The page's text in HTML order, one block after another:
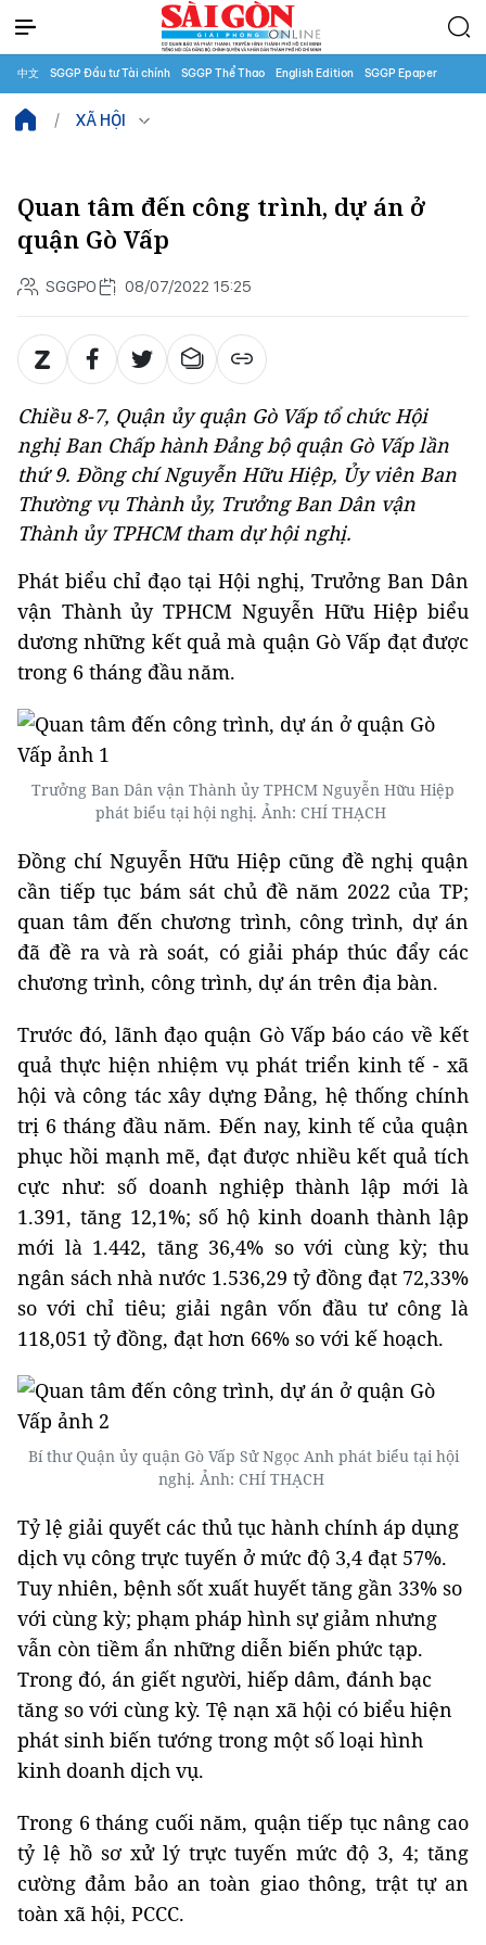
中文 SGGP Đầu tư Tài chính SGGP Thể Thao English Edition SGGP Epaper
XÃ HỘI
Quan tâm đến công trình, dự án ở
quận Gò Vấp
SGGPO 08/07/2022 15:25
Chiều 8-7, Quận ủy quận Gò Vấp tổ chức Hội
nghị Ban Chấp hành Đảng bộ quận Gò Vấp lần
thứ 9. Đồng chí Nguyễn Hữu Hiệp, Ủy viên Ban
Thường vụ Thành ủy, Trưởng Ban Dân vận
Thành ủy TPHCM tham dự hội nghị.
Phát biểu chỉ đạo tại Hội nghị, Trưởng Ban Dân
vận Thành ủy TPHCM Nguyễn Hữu Hiệp biểu
dương những kết quả mà quận Gò Vấp đạt được
trong 6 tháng đầu năm.
Trưởng Ban Dân vận Thành ủy TPHCM Nguyễn Hữu Hiệp
phát biểu tại hội nghị. Ảnh: CHÍ THẠCH
Đồng chí Nguyễn Hữu Hiệp cũng đề nghị quận
cần tiếp tục bám sát chủ đề năm 2022 của TP;
quan tâm đến chương trình, công trình, dự án
đã đề ra và rà soát, có giải pháp thúc đẩy các
chương trình, công trình, dự án trên địa bàn.
Trước đó, lãnh đạo quận Gò Vấp báo cáo về kết
quả thực hiện nhiệm vụ phát triển kinh tế - xã
hội và công tác xây dựng Đảng, hệ thống chính
trị 6 tháng đầu năm. Đến nay, kinh tế của quận
phục hồi mạnh mẽ, đạt được nhiều kết quả tích
cực như: số doanh nghiệp thành lập mới là
1.391, tăng 12,1%; số hộ kinh doanh thành lập
mới là 1.442, tăng 36,4% so với cùng kỳ; thu
ngân sách nhà nước 1.536,29 tỷ đồng đạt 72,33%
so với chỉ tiêu; giải ngân vốn đầu tư công là
118,051 tỷ đồng, đạt hơn 66% so với kế hoạch.
Bí thư Quận ủy quận Gò Vấp Sử Ngọc Anh phát biểu tại hội
nghị. Ảnh: CHÍ THẠCH
Tỷ lệ giải quyết các thủ tục hành chính áp dụng
dịch vụ công trực tuyến ở mức độ 3,4 đạt 57%.
Tuy nhiên, bệnh sốt xuất huyết tăng gần 33% so
với cùng kỳ; phạm pháp hình sự giảm nhưng
vẫn còn tiềm ẩn những diễn biến phức tạp.
Trong đó, án giết người, hiếp dâm, đánh bạc
tăng so với cùng kỳ. Tệ nạn xã hội có biểu hiện
phát sinh biến tướng trong một số loại hình
kinh doanh dịch vụ.
Trong 6 tháng cuối năm, quận tiếp tục nâng cao
tỷ lệ hồ sơ xử lý trực tuyến mức độ 3, 4; tăng
cường đảm bảo an toàn giao thông, trật tự an
toàn xã hội, PCCC.